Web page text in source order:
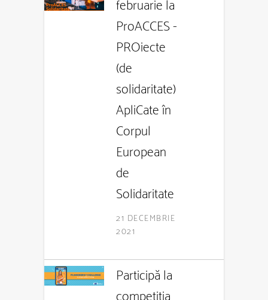
februarie la
ProACCES -
PROiecte
(de
solidaritate)
ApliCate în
Corpul
European
de
Solidaritate
21 DECEMBRIE
2021
Participă la